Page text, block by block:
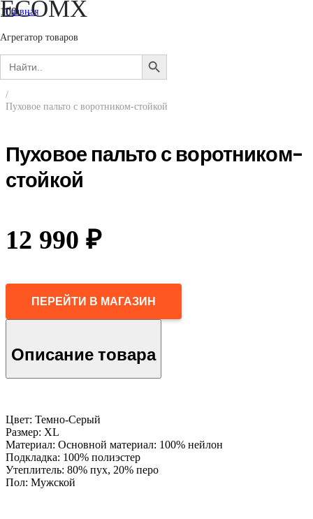
ECOMX
Агрегатор товаров
Search
for:
SEARCH
BUTTON
Главная
Мужчинам
Верхняя одежда
Пальто и полупальто
/
Пуховое пальто с воротником-стойкой
Пуховое пальто с воротником-
стойкой
12 990 ₽
ПЕРЕЙТИ В МАГАЗИН
Описание товара
Цвет: Темно-Серый
Размер: XL
Материал: Основной материал: 100% нейлон
Подкладка: 100% полиэстер
Утеплитель: 80% пух, 20% перо
Пол: Мужской